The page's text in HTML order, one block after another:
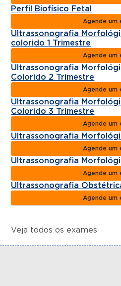
Perfil Biofísico Fetal
Agende um
Ultrassonografia
colorido 1 Trimestre
Agende um
Ultrassonografia
Colorido 2 Trimestre
Agende um
Ultrassonografia
Colorido 3 Trimestre
Agende um
Ultrassonografia
Agende um
Ultrassonografia
Agende um
Ultrassonografia
Agende um
Veja todos os exames